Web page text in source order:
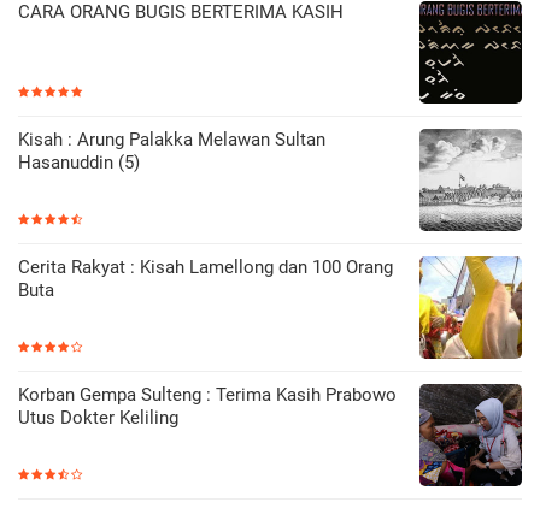
CARA ORANG BUGIS BERTERIMA KASIH
Kisah : Arung Palakka Melawan Sultan
Hasanuddin (5)
Cerita Rakyat : Kisah Lamellong dan 100 Orang
Buta
Korban Gempa Sulteng : Terima Kasih Prabowo
Utus Dokter Keliling